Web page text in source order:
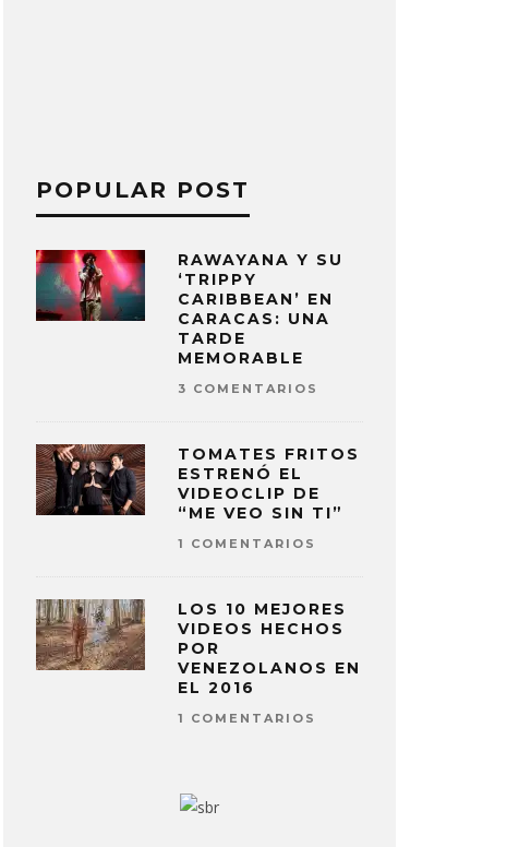
POPULAR POST
RAWAYANA Y SU
‘TRIPPY
CARIBBEAN’ EN
CARACAS: UNA
TARDE
MEMORABLE
3 COMENTARIOS
TOMATES FRITOS
ESTRENÓ EL
VIDEOCLIP DE
“ME VEO SIN TI”
1 COMENTARIOS
LOS 10 MEJORES
VIDEOS HECHOS
POR
VENEZOLANOS EN
EL 2016
1 COMENTARIOS